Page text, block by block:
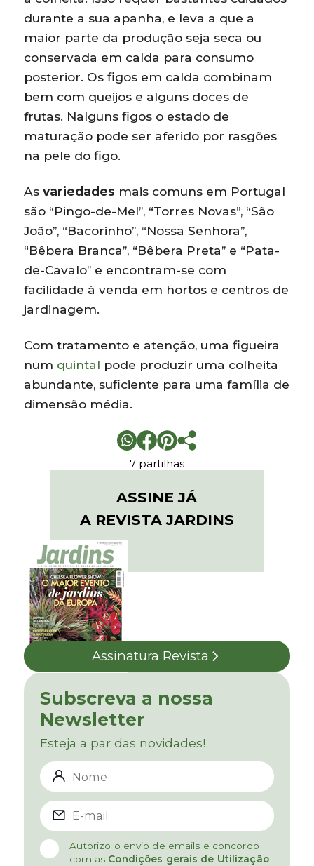
durante a sua apanha, e leva a que a
maior parte da produção seja seca ou
conservada em calda para consumo
posterior. Os figos em calda combinam
bem com queijos e alguns doces de
frutas. Nalguns figos o estado de
maturação pode ser aferido por rasgões
na pele do figo.
Asvariedades mais comuns em Portugal
são “Pingo-de-Mel”, “Torres Novas”, “São
João”, “Bacorinho”, “Nossa Senhora”,
“Bêbera Branca”, “Bêbera Preta” e “Pata-
de-Cavalo” e encontram-se com
facilidade à venda em hortos e centros de
jardinagem.
Com tratamento e atenção, uma figueira
num quintal pode produzir uma colheita
abundante, suficiente para uma família de
dimensão média.
7 partilhas
ASSINE JÁ
A REVISTA JARDINS
Assinatura Revista
Subscreva a nossa
Newsletter
Esteja a par das novidades!
Autorizo o envio de emails e concordo
com as Condições gerais de Utilização